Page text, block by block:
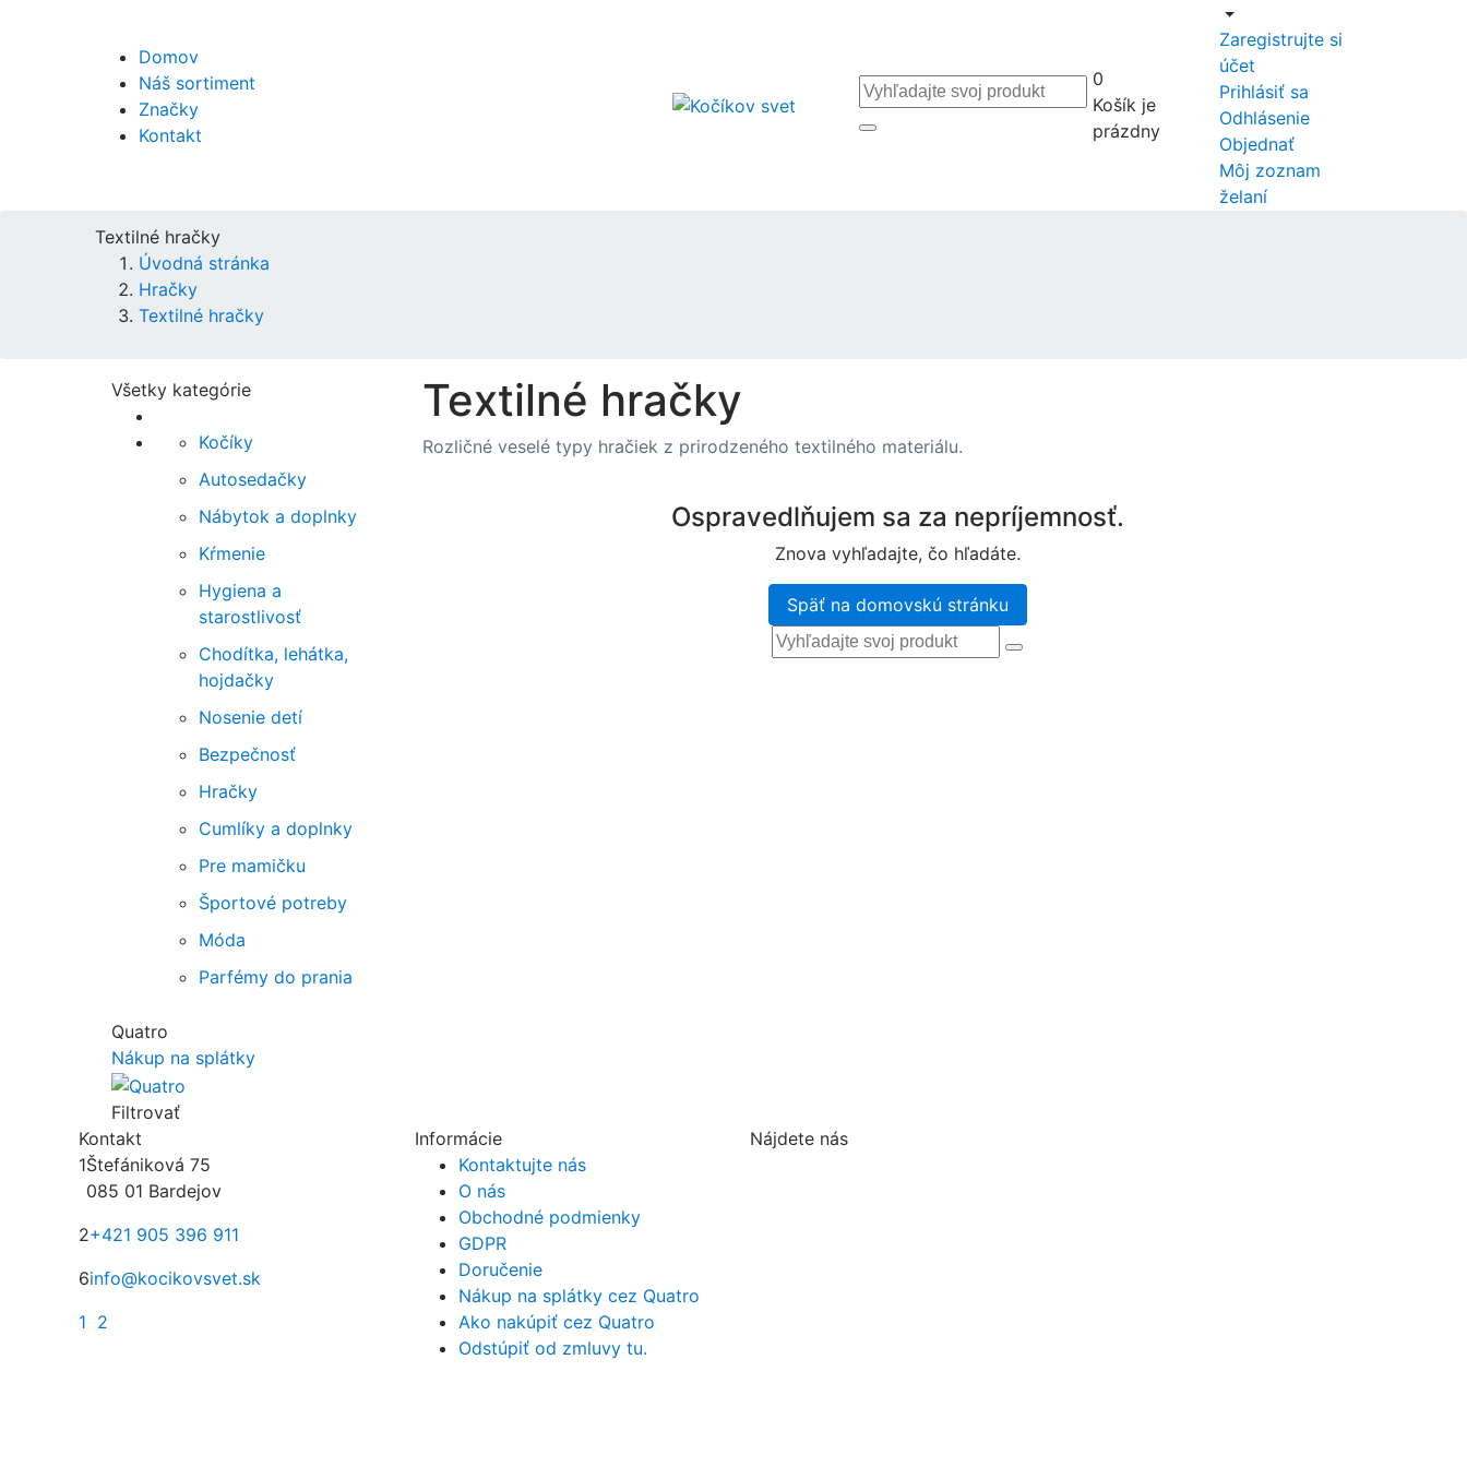
Domov
Náš sortiment
Značky
Kontakt
0
Košík je
prázdny
Zaregistrujte si
účet
Prihlásiť sa
Odhlásenie
Objednať
Môj zoznam
želaní
Textilné hračky
Úvodná stránka
Hračky
Textilné hračky
Všetky kategórie
Kočíky
Autosedačky
Nábytok a doplnky
Kŕmenie
Hygiena a
starostlivosť
Chodítka, lehátka,
hojdačky
Nosenie detí
Bezpečnosť
Hračky
Cumlíky a doplnky
Pre mamičku
Športové potreby
Móda
Parfémy do prania
Quatro
Nákup na splátky
Filtrovať
Textilné hračky
Rozličné veselé typy hračiek z prirodzeného textilného materiálu.
Ospravedlňujem sa za nepríjemnosť.
Znova vyhľadajte, čo hľadáte.
Späť na domovskú stránku
Kontakt
1Štefániková 75
085 01 Bardejov
2+421 905 396 911
6info@kocikovsvet.sk
1 2
Informácie
Kontaktujte nás
O nás
Obchodné podmienky
GDPR
Doručenie
Nákup na splátky cez Quatro
Ako nakúpiť cez Quatro
Odstúpiť od zmluvy tu.
Nájdete nás